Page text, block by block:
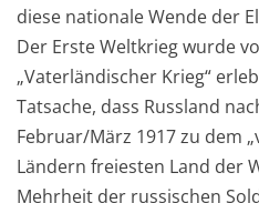
diese nationale Wende der E
Der Erste Weltkrieg wurde
„Vaterländischer Krieg“
Tatsache, dass Russland
Februar/März 1917zu dem „
Ländern freiesten Land der
Mehrheit der russischen